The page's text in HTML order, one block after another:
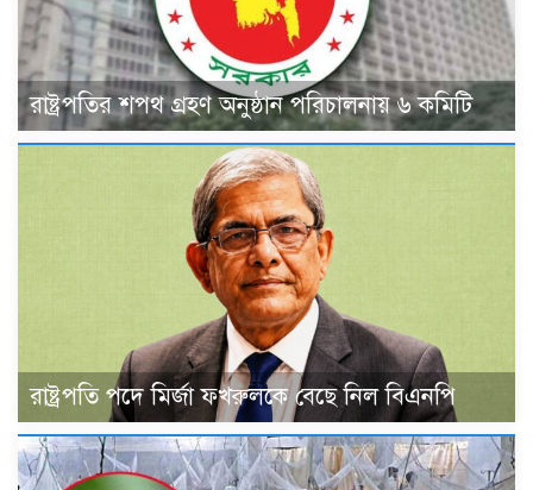
রাষ্ট্রপতির শপথ গ্রহণ অনুষ্ঠান পরিচালনায় ৬ কমিটি
রাষ্ট্রপতি পদে মির্জা ফখরুলকে বেছে নিল বিএনপি